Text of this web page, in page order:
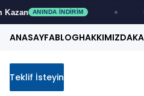
🚚 12 Ay Taksit
ANASAYFABLOGHAKKIMIZDA
Teklif İsteyin